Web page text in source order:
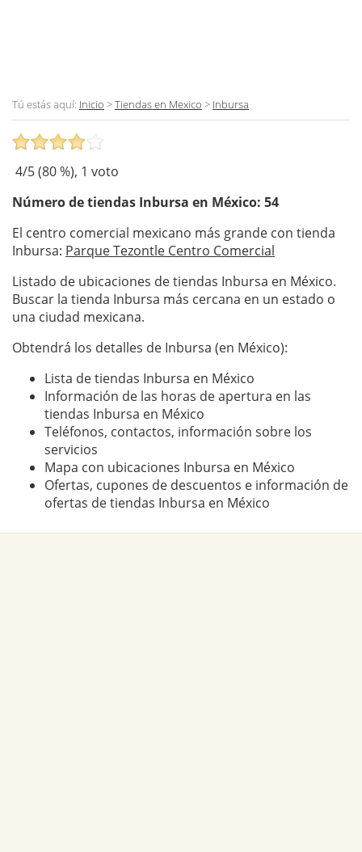
Tú estás aquí: Inicio >Tiendas en Mexico > Inbursa
4/5 (80%), 1 voto
Número de tiendas Inbursa en México: 54
El centro comercial mexicano más grande con tienda
Inbursa: Parque Tezontle Centro Comercial
Listado de ubicaciones de tiendas Inbursa en México.
Buscar la tienda Inbursa más cercana en un estado o
una ciudad mexicana.
Obtendrá los detalles de Inbursa (en México):
Lista de tiendas Inbursa en México
Información de las horas de apertura en las
tiendas Inbursa en México
Teléfonos, contactos, información sobre los
servicios
Mapa con ubicaciones Inbursa en México
Ofertas, cupones de descuentos e información de
ofertas de tiendas Inbursa en México